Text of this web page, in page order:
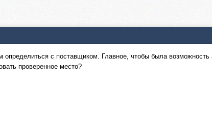
с поставщиком. Главное, чтобы была
проверенное место?